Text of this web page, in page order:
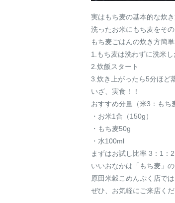
実はもち麦の基本的な炊
洗ったお米にもち麦をそ
もち麦ごはんの炊き方簡
1.もち麦は洗わずに洗米
2.炊飯スタート
3.炊き上がったら5分ほど
いざ、実食！！
おすすめ分量（米3：もち
・お米1合（150g）
・もち麦50g
・水100ml
まずはお試し比率 3：1：2
いいおなかは「もち麦」の
原田米穀こめんぷく店で
ぜひ、お気軽にご来店くだ